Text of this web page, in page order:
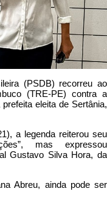
(PSDB) recorreu ao
(TRE-PE) contra a
eleita de Sertânia,
a legenda reiterou seu
mas expressou
Gustavo Silva Hora, da
Abreu, ainda pode ser